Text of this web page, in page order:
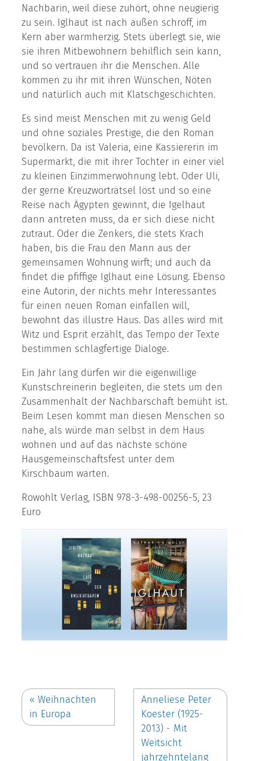
Nachbarin, weil diese zuhört, ohne neugierig
zu sein. Iglhaut ist nach außen schroff, im
Kern aber warmherzig. Stets überlegt sie, wie
sie ihren Mitbewohnern behilflich sein kann,
und so vertrauen ihr die Menschen. Alle
kommen zu ihr mit ihren Wünschen, Nöten
und natürlich auch mit Klatschgeschichten.
Es sind meist Menschen mit zu wenig Geld
und ohne soziales Prestige, die den Roman
bevölkern. Da ist Valeria, eine Kassiererin im
Supermarkt, die mit ihrer Tochter in einer viel
zu kleinen Einzimmerwohnung lebt. Oder Uli,
der gerne Kreuzworträtsel löst und so eine
Reise nach Ägypten gewinnt, die Igelhaut
dann antreten muss, da er sich diese nicht
zutraut. Oder die Zenkers, die stets Krach
haben, bis die Frau den Mann aus der
gemeinsamen Wohnung wirft; und auch da
findet die pfiffige Iglhaut eine Lösung. Ebenso
eine Autorin, der nichts mehr Interessantes
für einen neuen Roman einfallen will,
bewohnt das illustre Haus. Das alles wird mit
Witz und Esprit erzählt, das Tempo der Texte
bestimmen schlagfertige Dialoge.
Ein Jahr lang dürfen wir die eigenwillige
Kunstschreinerin begleiten, die stets um den
Zusammenhalt der Nachbarschaft bemüht ist.
Beim Lesen kommt man diesen Menschen so
nahe, als würde man selbst in dem Haus
wohnen und auf das nächste schöne
Hausgemeinschaftsfest unter dem
Kirschbaum warten.
Rowohlt Verlag, ISBN 978-3-498-00256-5, 23
Euro
« Weihnachten
in Europa
Anneliese Peter
Koester (1925-
2013) - Mit
Weitsicht
jahrzehntelang